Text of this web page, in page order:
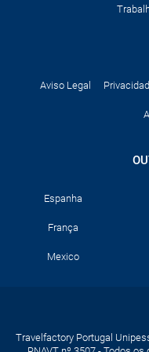
Aviso Legal
Espanha
França
Mexico
Travelfactory Portugal